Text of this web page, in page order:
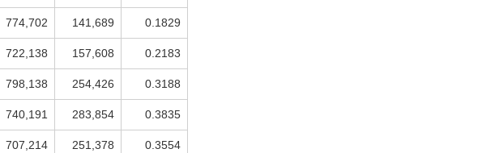
774,702 141,689 0.1829
722,138 157,608 0.2183
798,138 254,426 0.3188
740,191 283,854 0.3835
707,214 251,378 0.3554